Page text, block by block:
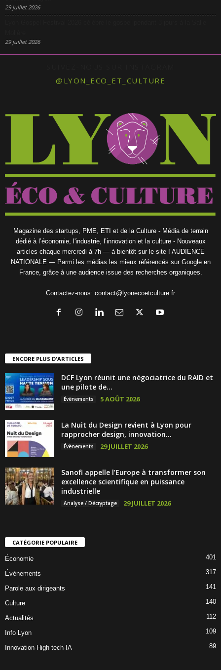
29 juillet 2026
29 juillet 2026
@LYON_ECO_ET_CULTURE
Magazine des startups, PME, ETI et de la Culture - Média de terrain
dédié à l’économie, l'industrie, l’innovation et la culture - Nouveaux
articles chaque mercredi à 7h — à bientôt sur le site ! AUDIENCE
NATIONALE — Parmi les médias les mieux référencés sur Google en
France, grâce à une audience issue des recherches organiques.
Contactez-nous: contact@lyonecoetculture.fr
ENCORE PLUS D'ARTICLES
DCF Lyon réunit une négociatrice du RAID et
une pilote de...
Évènements 5 AOÛT 2026
La Nuit du Design revient à Lyon pour
rapprocher design, innovation...
Évènements 29 JUILLET 2026
Sanofi appelle l’Europe à transformer son
excellence scientifique en puissance
industrielle
Analyse / Décryptage 29 JUILLET 2026
CATÉGORIE POPULAIRE
Économie 401
Évènements 317
Parole aux dirigeants 141
Culture 140
Actualités 112
Info Lyon 109
Innovation-High tech-IA 89